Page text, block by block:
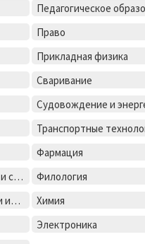
Педагогическое
Право
Прикладная физика
Сваривание
Транспортные
Фармация
Физическое воспитание и спорт
Филология
Химическая технология и инженерия
Химия
Электроника